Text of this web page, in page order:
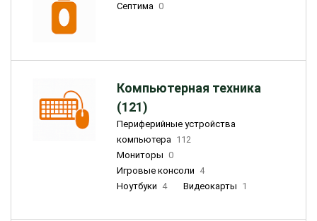
Септима 0
Компьютерная техника
(121)
Периферийные устройства
компьютера 112
Мониторы 0
Игровые консоли 4
Ноутбуки 4 Видеокарты 1